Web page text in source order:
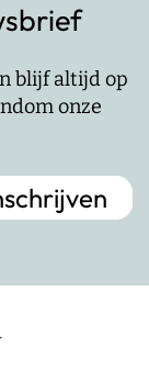
blijf altijd op
onze